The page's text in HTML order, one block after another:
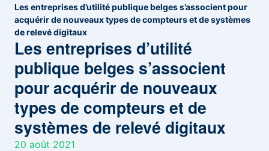
Les entreprises d’utilité publique belges s’associent pour
acquérir de nouveaux types de compteurs et de systèmes
de relevé digitaux
Les entreprises d’utilité
publique belges s’associent
pour acquérir de nouveaux
types de compteurs et de
systèmes de relevé digitaux
20 août 2021